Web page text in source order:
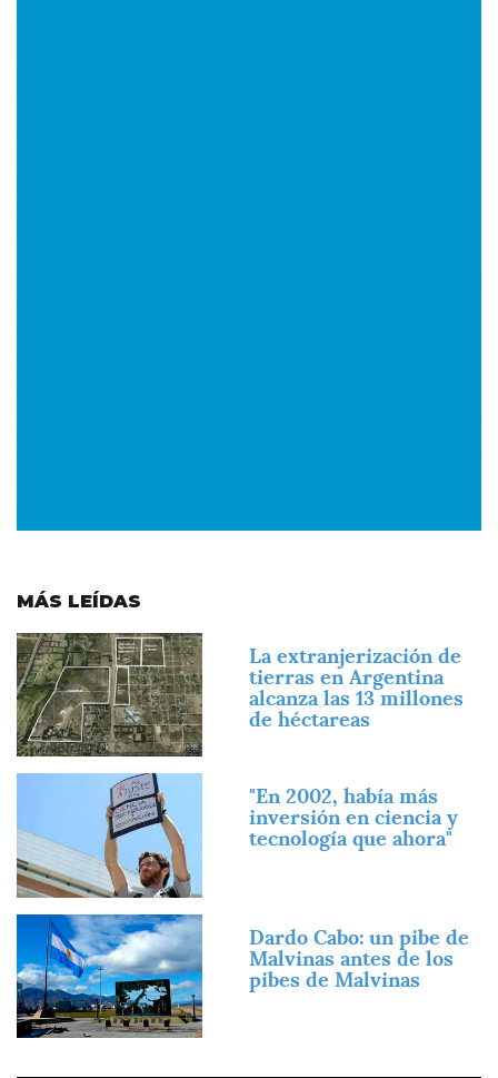
MÁS LEÍDAS
Imagen
La extranjerización de
tierras en Argentina
alcanza las 13 millones
de héctareas
"En 2002, había más
inversión en ciencia y
tecnología que ahora"
Imagen
Dardo Cabo: un pibe de
Malvinas antes de los
pibes de Malvinas